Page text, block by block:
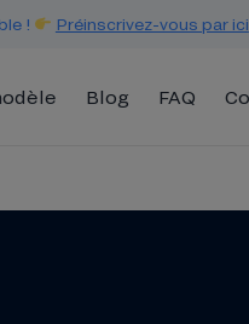
! Préinscrivez-vous par ici
Blog FAQ